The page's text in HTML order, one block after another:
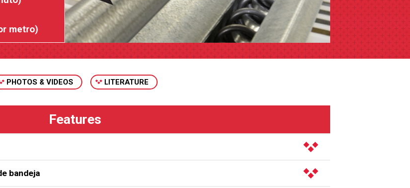
metro)
PHOTOS & VIDEOS LITERATURE
entornos de ponedoras sin jaulas. Los sistemas de piso se pueden colgar del
bandeja